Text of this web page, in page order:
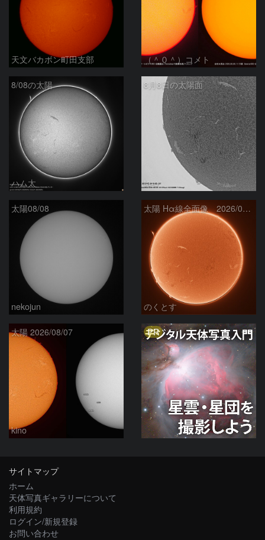
天文バカボン町田支部 （＾０＾）コメト
8/08の太陽
ハム太
8月8日の太陽面
ta-o
太陽08/08
nekojun
太陽 Hα線全面像 2026/08/08
のくとす
太陽 2026/08/07
kino
PR
サイトマップ
ホーム
天体写真ギャラリーについて
利用規約
ログイン/新規登録
お問い合わせ